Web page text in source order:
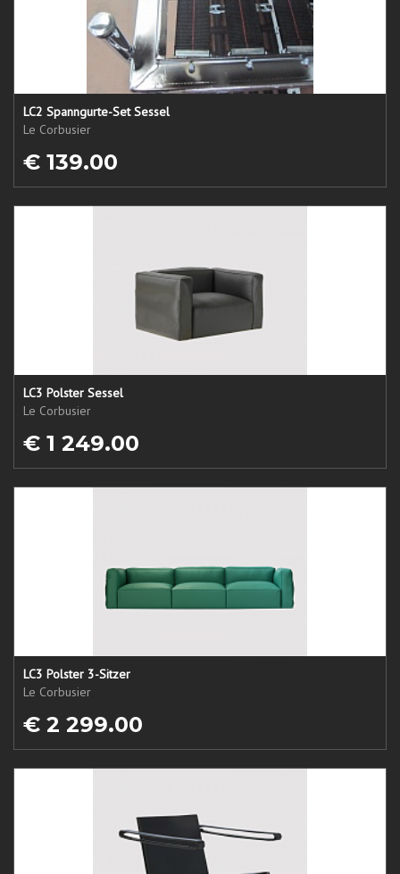
LC2 Spanngurte-Set Sessel
Le Corbusier
€ 139.00
LC3 Polster Sessel
Le Corbusier
€ 1 249.00
LC3 Polster 3-Sitzer
Le Corbusier
€ 2 299.00